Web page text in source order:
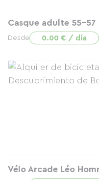
Casque adulte 55-
Desde 0.00 € / día
Vélo Arcade Léo